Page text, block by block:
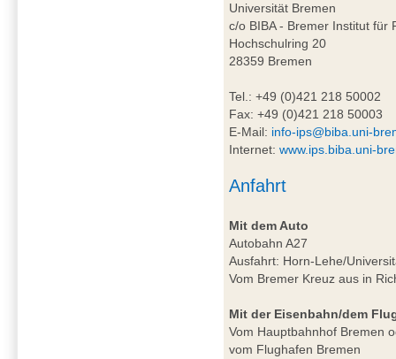
Universität Bremen
c/o BIBA - Bremer Institut für
Hochschulring 20
28359 Bremen
Tel.: +49 (0)421 218 50002
Fax: +49 (0)421 218 50003
E-Mail: info-ips@biba.uni-
Internet:www.ips.biba.uni-
Anfahrt
Mit dem Auto
Autobahn A27
Ausfahrt: Horn-Lehe/
Vom Bremer Kreuz aus in
Mit der Eisenbahn/dem
Vom Hauptbahnhof Bremen
vom Flughafen Bremen